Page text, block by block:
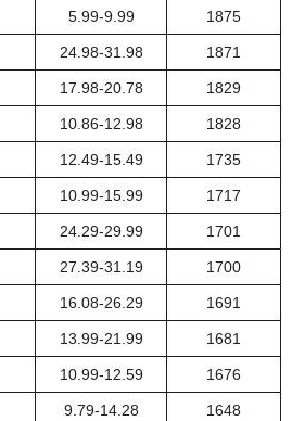
5.99-9.99 1875
24.98-31.98 1871
17.98-20.78 1829
10.86-12.98 1828
12.49-15.49 1735
10.99-15.99 1717
24.29-29.99 1701
27.39-31.19 1700
16.08-26.29 1691
13.99-21.99 1681
10.99-12.59 1676
9.79-14.28 1648